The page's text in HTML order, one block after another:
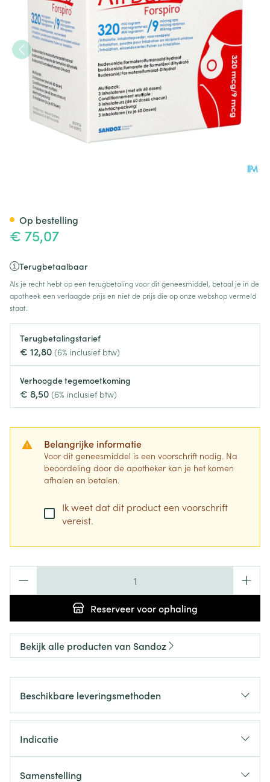
€ 75,07
Terugbetaalbaar
Als je recht hebt op een terugbetaling voor dit geneesmiddel, betaal je in de
apotheek een verlaagde prijs en niet de prijs die op onze webshop vermeld
staat.
Terugbetalingstarief
€ 12,80 (6% inclusief btw)
Verhoogde tegemoetkoming
€ 8,50 (6% inclusief btw)
Belangrijke informatie
Voor dit geneesmiddel is een voorschrift nodig. Na
beoordeling door de apotheker kan je het komen
afhalen en betalen.
Ik weet dat dit product een voorschrift
vereist.
Reserveervoor ophaling
Op bestelling
Bekijk alle producten van Sandoz
Beschikbare leveringsmethoden
Indicatie
Samenstelling